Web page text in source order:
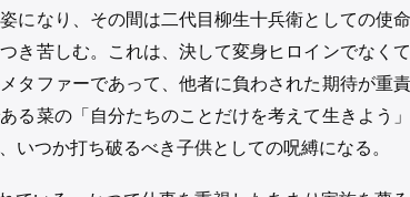
になり、その間は二代目柳生十兵衛としての使
き苦しむ。これは、決して変身ヒロインでなく
タファーであって、他者に負わされた期待が重
る菜の「自分たちのことだけを考えて生きよう
いつか打ち破るべき子供としての呪縛になる。